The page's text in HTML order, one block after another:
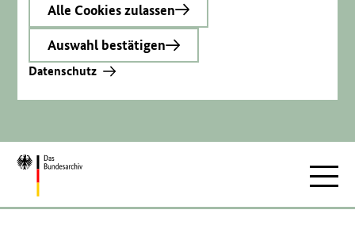
Alle Cookies zulassen
Auswahl bestätigen
Datenschutz
Zur